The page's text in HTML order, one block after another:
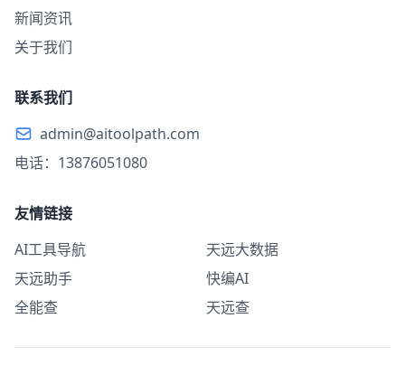
新闻资讯
关于我们
联系我们
admin@aitoolpath.com
电话：13876051080
友情链接
AI工具导航
天远大数据
天远助手
快编AI
全能查
天远查